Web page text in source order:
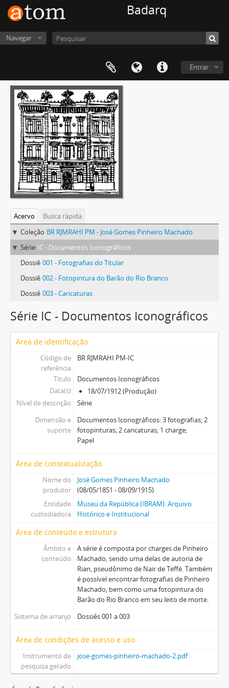
Badarq
Navegar
Entrar
Acervo
Busca rápida
Coleção BR RJMRAHI PM - José Gomes Pinheiro Machado
Série IC - Documentos Iconográficos
Dossiê 001 - Fotografias do Titular
Dossiê 002 - Fotopintura do Barão do Rio Branco
Dossiê 003 - Caricaturas
Série IC - Documentos Iconográficos
Área de identificação
Código de
referência
BR RJMRAHI PM-IC
Título
Documentos Iconográficos
Data(s)
18/07/1912 (Produção)
Nível de descrição
Série
Dimensão e
suporte
Documentos Iconográficos: 3 fotografias; 2
fotopinturas; 2 caricaturas; 1 charge;
Papel
Área de contextualização
Nome do
produtor
José Gomes Pinheiro Machado
(08/05/1851 - 08/09/1915)
Entidade
custodiadora
Museu da República (IBRAM). Arquivo
Histórico e Institucional
Área de conteúdo e estrutura
Âmbito e
conteúdo
A série é composta por charges de Pinheiro
Machado, sendo uma delas de autoria de
Rian, pseudônimo de Nair de Teffé. Também
é possível encontrar fotografias de Pinheiro
Machado, bem como uma fotopintura do
Barão do Rio Branco em seu leito de morte.
Sistema de arranjo
Dossiês 001 a 003
Área de condições de acesso e uso
Instrumento de
pesquisa gerado
jose-gomes-pinheiro-machado-2.pdf